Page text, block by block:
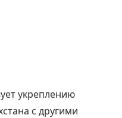
укреплению
с другими